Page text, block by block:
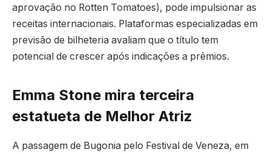
aprovação no Rotten Tomatoes), pode impulsionar as
receitas internacionais. Plataformas especializadas em
previsão de bilheteria avaliam que o título tem
potencial de crescer após indicações a prêmios.
Emma Stone mira terceira
estatueta de Melhor Atriz
A passagem de Bugonia pelo Festival de Veneza, em